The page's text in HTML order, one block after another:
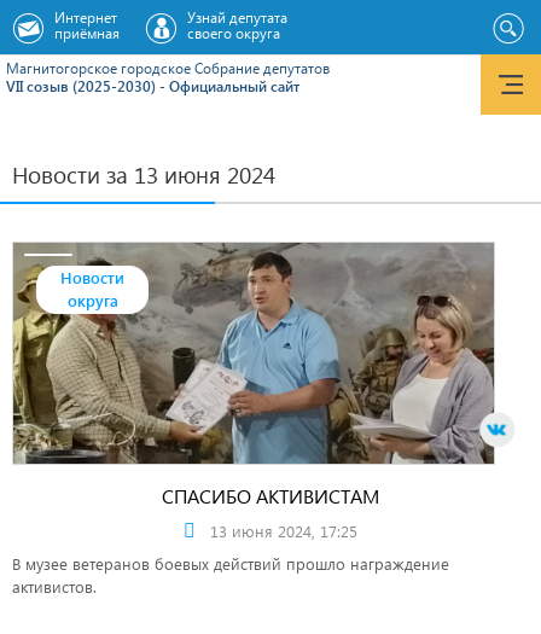
Магнитогорское городское Cобрание депутатов
VII созыв (2025-2030) - Официальный сайт
Интернет
приёмная
Узнай депутата
своего округа
Новости за 13 июня 2024
Новости
округа
СПАСИБО АКТИВИСТАМ
13 июня 2024, 17:25
В музее ветеранов боевых действий прошло награждение
активистов.